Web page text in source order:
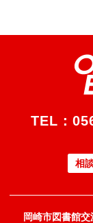
TEL：
相
岡崎市図書館